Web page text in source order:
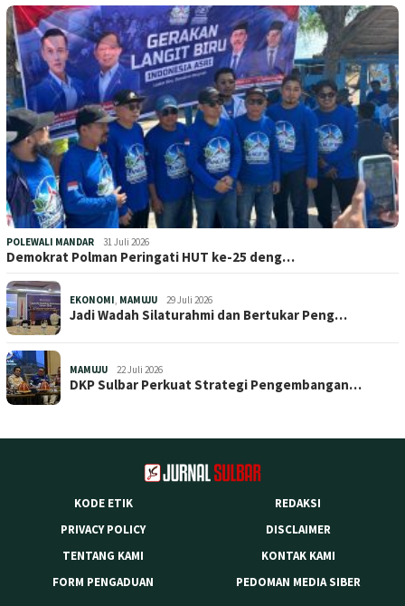
POLEWALI MANDAR 31 Juli 2026
Demokrat Polman Peringati HUT ke-25 deng…
EKONOMI MAMUJU 29 Juli 2026
Jadi Wadah Silaturahmi dan Bertukar Peng…
MAMUJU 22 Juli 2026
DKP Sulbar Perkuat Strategi Pengembangan…
KODE ETIK
REDAKSI
PRIVACY POLICY
DISCLAIMER
TENTANG KAMI
KONTAK KAMI
FORM PENGADUAN
PEDOMAN MEDIA SIBER